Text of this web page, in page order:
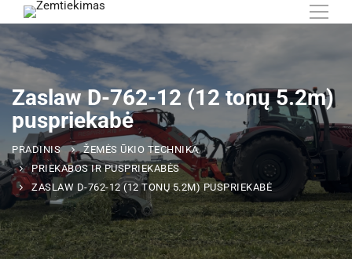
Zaslaw D-762-12 (12 tonų 5.2m)
puspriekabė
PRADINIS
ŽEMĖS ŪKIO TECHNIKA
PRIEKABOS IR PUSPRIEKABĖS
ZASLAW D-762-12 (12 TONŲ 5.2M) PUSPRIEKABĖ